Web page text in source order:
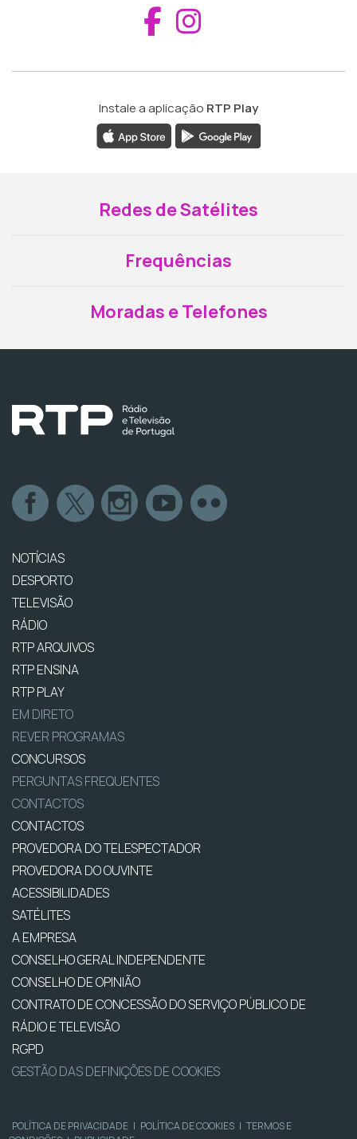
Aceder ao
Instale a aplicação RTP Play
Redes de Satélites
Frequências
Moradas e Telefones
NOTÍCIAS
DESPORTO
TELEVISÃO
RÁDIO
RTP ARQUIVOS
RTP ENSINA
RTP PLAY
EM DIRETO
REVER PROGRAMAS
CONCURSOS
PERGUNTAS FREQUENTES
CONTACTOS
CONTACTOS
PROVEDORA DO TELESPECTADOR
PROVEDORA DO OUVINTE
ACESSIBILIDADES
SATÉLITES
A EMPRESA
CONSELHO GERAL INDEPENDENTE
CONSELHO DE OPINIÃO
CONTRATO DE CONCESSÃO DO SERVIÇO PÚBLICO DE
RÁDIO E TELEVISÃO
RGPD
GESTÃO DAS DEFINIÇÕES DE COOKIES
POLÍTICA DE PRIVACIDADE | POLÍTICA DE COOKIES | TERMOS E